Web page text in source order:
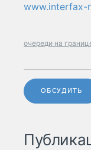
www.interfax-
очереди на
ОБСУДИТЬ